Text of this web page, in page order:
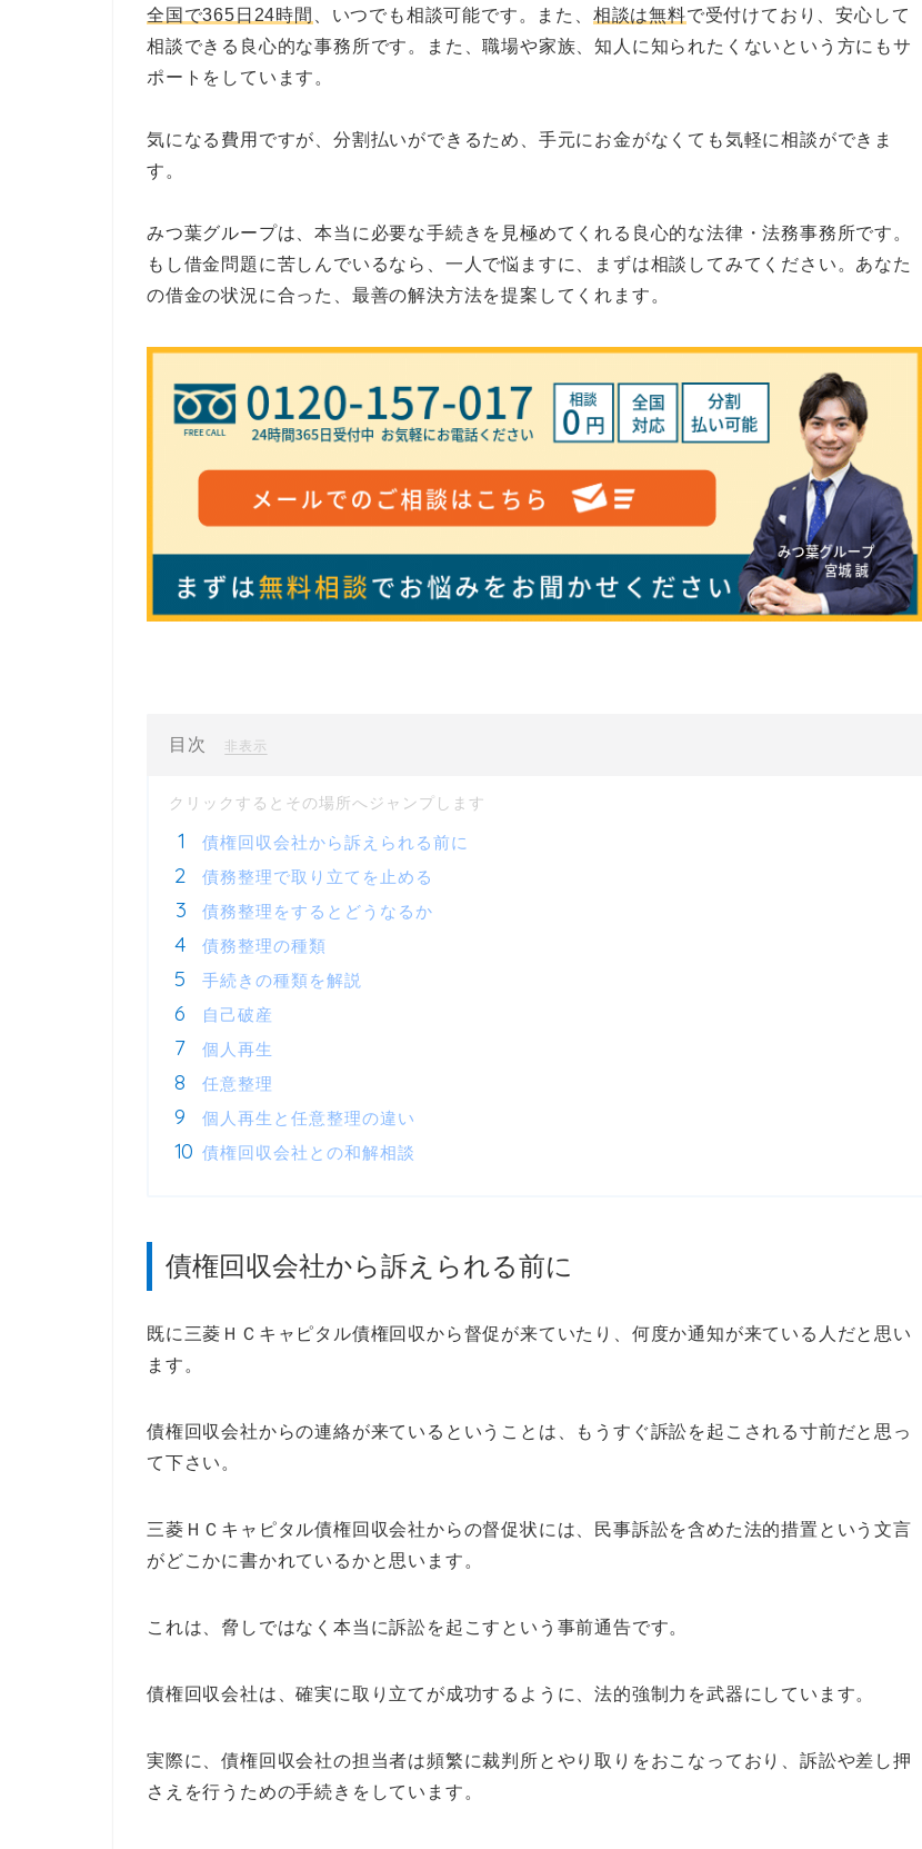
全国で365日24時間 、いつでも相談可能です。また、 相談は無料で受付けており、安心して
相談できる良心的な事務所です。また、職場や家族、知人に知られたくないという方にもサ
ポートをしています。
気になる費用ですが、分割払いができるため、手元にお金がなくても気軽に相談ができま
す。
みつ葉グループは、本当に必要な手続きを見極めてくれる良心的な法律・法務事務所です。
もし借金問題に苦しんでいるなら、一人で悩ますに、まずは相談してみてください。あなた
の借金の状況に合った、最善の解決方法を提案してくれます。
目次 非表示
債権回収会社から訴えられる前に
債務整理で取り立てを止める
債務整理をするとどうなるか
債務整理の種類
手続きの種類を解説
自己破産
個人再生
任意整理
個人再生と任意整理の違い
債権回収会社との和解相談
債権回収会社から訴えられる前に
既に三菱ＨＣキャピタル債権回収から督促が来ていたり、何度か通知が来ている人だと思い
ます。
債権回収会社からの連絡が来ているということは、もうすぐ訴訟を起こされる寸前だと思っ
て下さい。
三菱ＨＣキャピタル債権回収会社からの督促状には、民事訴訟を含めた法的措置という文言
がどこかに書かれているかと思います。
これは、脅しではなく本当に訴訟を起こすという事前通告です。
債権回収会社は、確実に取り立てが成功するように、法的強制力を武器にしています。
実際に、債権回収会社の担当者は頻繁に裁判所とやり取りをおこなっており、訴訟や差し押
さえを行うための手続きをしています。